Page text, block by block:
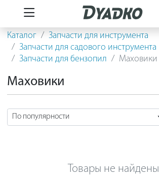
Каталог
Запчасти для инструмента
Запчасти для садового инструмента
Запчасти для бензопил
Маховики
Маховики
Товары не найдены